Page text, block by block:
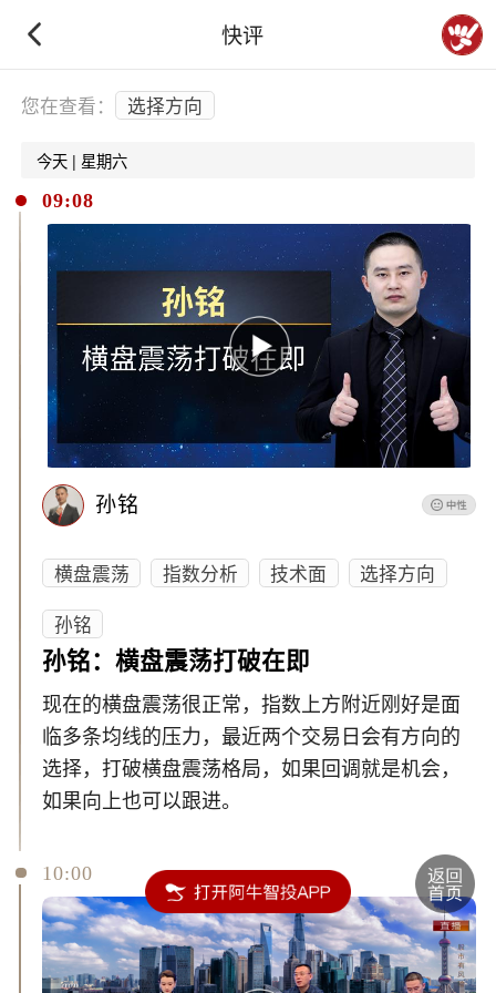
快评
下拉刷新
您在查看： 选择方向
今天 | 星期六
09:08
孙铭
横盘震荡 指数分析 技术面
选择方向
孙铭
孙铭：横盘震荡打破在即
现在的横盘震荡很正常，指数上方附近刚好是面
临多条均线的压力，最近两个交易日会有方向的
选择，打破横盘震荡格局，如果回调就是机会，
如果向上也可以跟进。
10:00